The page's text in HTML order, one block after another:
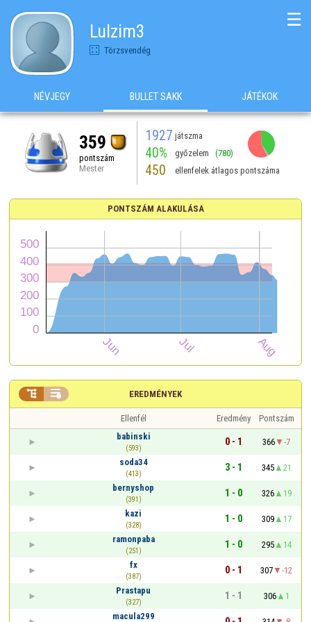
Lulzim3
Törzsvendég
☰
NÉVJEGY BULLET SAKK JÁTÉKOK
359
pontszám
Mester
1927 játszma
40% győzelem (780)
450 ellenfelek átlagos pontszáma
PONTSZÁM ALAKULÁSA
EREDMÉNYEK
 
Ellenfél Eredmény
Pontszám
babinski
(593)
0 - 1 366
-7
soda34
(413)
3 - 1 345
21
bernyshop
(391)
1 - 0 326
19
kazi
(328)
1 - 0 309
17
ramonpaba
(251)
1 - 0 295
14
fx
(387)
0 - 1 307
-12
Prastapu
(327)
1 - 1 306
1
macula299